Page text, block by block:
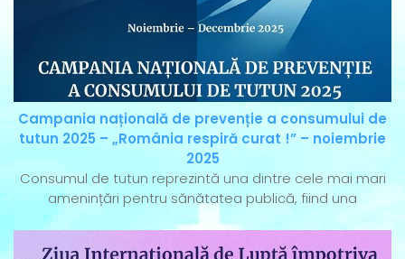
Campania națională de prevenție a consumului de
tutun 2025 – „România respiră curat !” – noiembrie
2025
Consumul de tutun reprezintă una dintre cele mai mari
amenințări pentru sănătatea publică, fiind una